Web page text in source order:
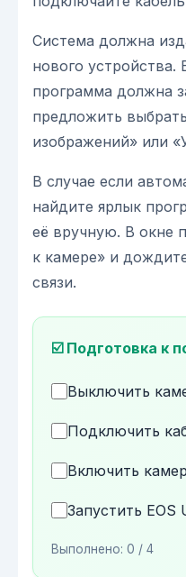
Система должна
нового устройства.
программа должна
предложить
изображений» или
В случае если
найдите ярлык
её вручную. В окне
к камере» и
связи.
☑️ Подготовка к
Выключить
Подключить
Включить
Запустить EOS
Выполнено: 0 / 4